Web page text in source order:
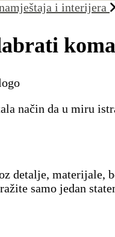
i interijera
način da u miru
detalje,
samo jedan